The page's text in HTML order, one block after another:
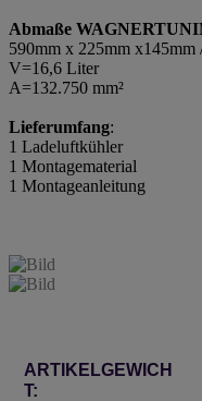
Abmaße
590mm x 225mm x145mm
V=16,6 Liter
A=132.750 mm²
Lieferumfang:
1 Ladeluftkühler
1 Montagematerial
1 Montageanleitung
Produkteigenschaft
Wert
ARTIKELGEWICH
T: